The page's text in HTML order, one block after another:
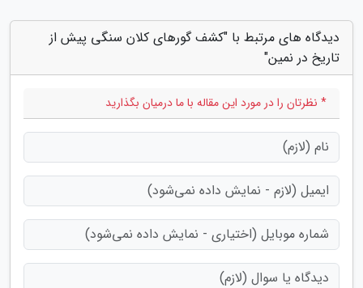
دیدگاه های مرتبط با "کشف گورهای کلان سنگی پیش از
تاریخ در نمین"
* نظرتان را در مورد این مقاله با ما درمیان بگذارید